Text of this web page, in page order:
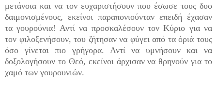
μετάνοια και να τον ευχαριστήσουν που έσωσε τους δυο
δαιμονισμένους, εκείνοι παραπονιούνταν επειδή έχασαν
τα γουρούνια! Αντί να προσκαλέσουν τον Κύριο για να
τον φιλοξενήσουν, του ζήτησαν να φύγει από τα όριά τους
όσο γίνεται πιο γρήγορα. Αντί να υμνήσουν και να
δοξολογήσουν το Θεό, εκείνοι άρχισαν να θρηνούν για το
χαμό των γουρουνιών.